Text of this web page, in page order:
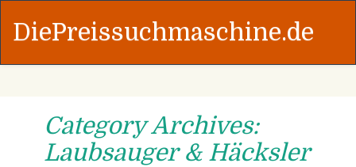
DiePreissuchmaschine.de
Category Archives:
Laubsauger & Häcksler